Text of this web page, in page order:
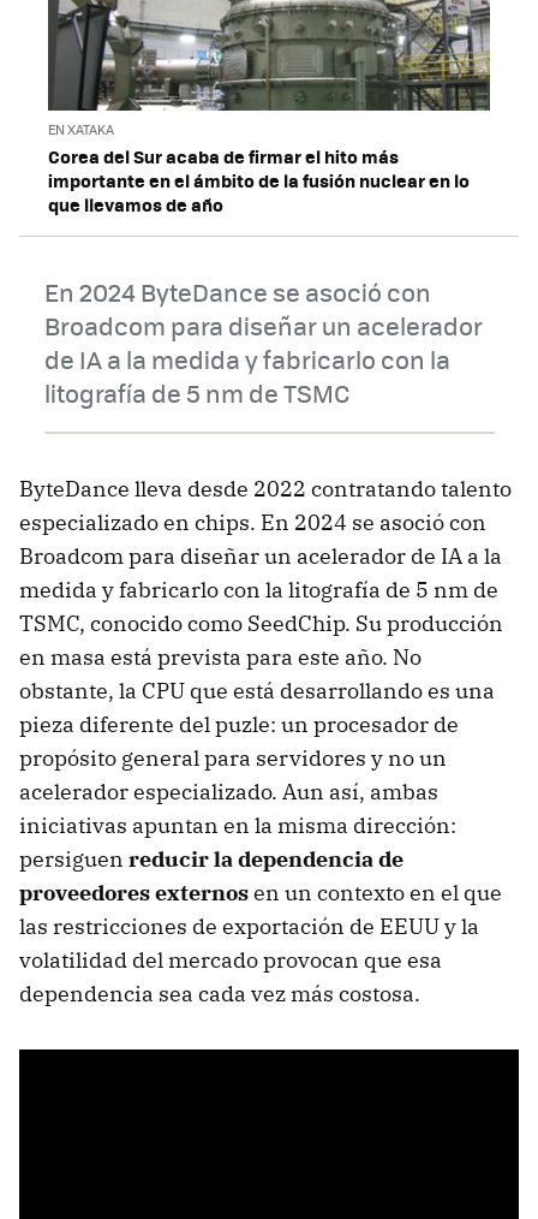
EN XATAKA
Corea del Sur acaba de firmar el hito más
importante en el ámbito de la fusión nuclear en lo
que llevamos de año
En 2024 ByteDance se asoció con
Broadcom para diseñar un acelerador
de IA a la medida y fabricarlo con la
litografía de 5 nm de TSMC
ByteDance lleva desde 2022 contratando talento
especializado en chips. En 2024 se asoció con
Broadcom para diseñar un acelerador de IA a la
medida y fabricarlo con la litografía de 5 nm de
TSMC, conocido como SeedChip. Su producción
en masa está prevista para este año. No
obstante, la CPU que está desarrollando es una
pieza diferente del puzle: un procesador de
propósito general para servidores y no un
acelerador especializado. Aun así, ambas
iniciativas apuntan en la misma dirección:
persiguen reducir la dependencia de
proveedores externosen un contexto en el que
las restricciones de exportación de EEUU y la
volatilidad del mercado provocan que esa
dependencia sea cada vez más costosa.